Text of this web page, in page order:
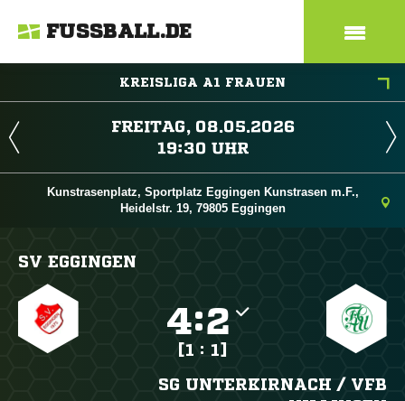
FUSSBALL.DE
KREISLIGA A1 FRAUEN
 
 
Kunstrasenplatz, Sportplatz Eggingen Kunstrasen m.F.,
Heidelstr. 19, 79805 Eggingen
SV EGGINGEN
:
[1 : 1]
SG UNTERKIRNACH /​ VFB